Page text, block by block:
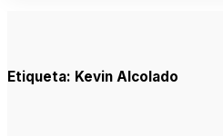
Etiqueta: Kevin Alcolado